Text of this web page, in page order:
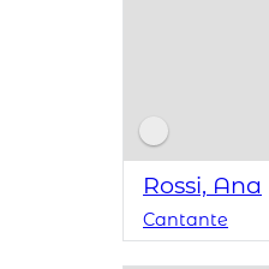
Rossi, Ana
Cantante